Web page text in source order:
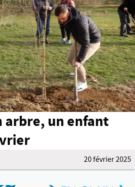
arbre, un enfant
20 février 2025